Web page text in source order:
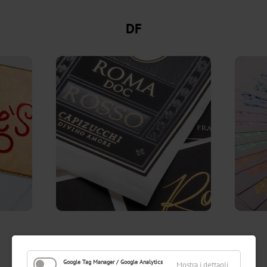
DF
Google Tag Manager / Google Analytics Mostra i dettagli